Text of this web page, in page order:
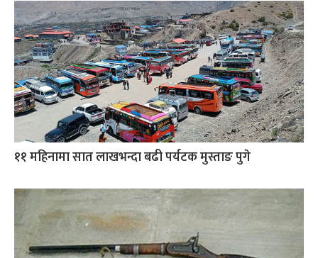
११ महिनामा सात लाखभन्दा बढी पर्यटक मुस्ताङ पुगे